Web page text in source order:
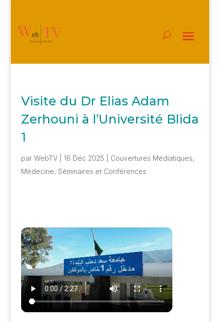
Visite du Dr Elias Adam
Zerhouni à l’Université Blida
1
par WebTV| 16 Déc 2025 Couvertures Médiatiques,
Médecine, Séminaires et Conférences